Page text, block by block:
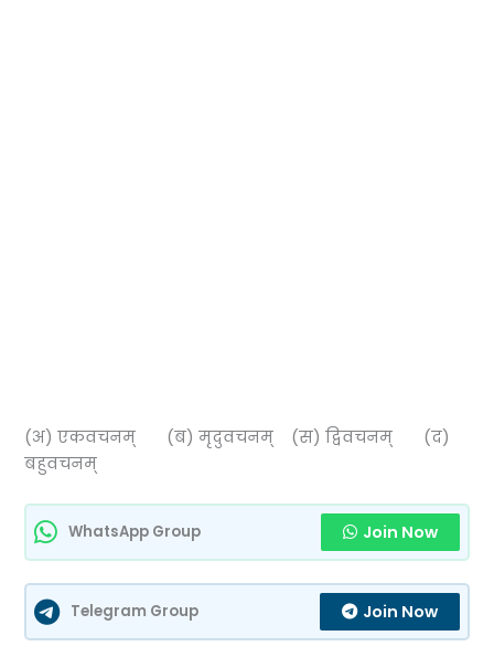
(अ) एकवचनम् (ब) मृदुवचनम् (स) द्विवचनम् (द)
बहुवचनम्
WhatsApp Group Join Now
Telegram Group Join Now